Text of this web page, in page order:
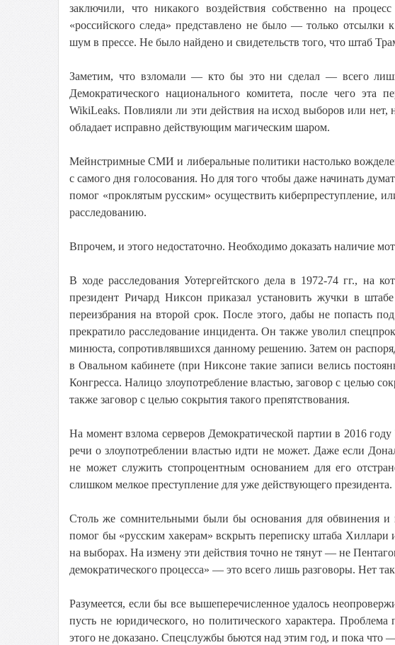
заключили, что никакого воздействия собственно на
«российского следа» представлено не было — только отсылки
шум в прессе. Не было найдено и свидетельств того, что штаб
Заметим, что взломали — кто бы это ни сделал — всего
Демократического национального комитета, после чего эта
WikiLeaks. Повлияли ли эти действия на исход выборов или
обладает исправно действующим магическим шаром.
Мейнстримные СМИ и либеральные политики настолько
с самого дня голосования. Но для того чтобы даже начинать
помог «проклятым русским» осуществить киберпреступление,
расследованию.
Впрочем, и этого недостаточно. Необходимо доказать наличие
В ходе расследования Уотергейтского дела в 1972-74 гг., на
президент Ричард Никсон приказал установить жучки в
переизбрания на второй срок. После этого, дабы не попасть
прекратило расследование инцидента. Он также уволил
минюста, сопротивлявшихся данному решению. Затем он
в Овальном кабинете (при Никсоне такие записи велись
Конгресса. Налицо злоупотребление властью, заговор с целью
также заговор с целью сокрытия такого препятствования.
На момент взлома серверов Демократической партии в 2016
речи о злоупотреблении властью идти не может. Даже если
не может служить стопроцентным основанием для его
слишком мелкое преступление для уже действующего президента.
Столь же сомнительными были бы основания для обвинения
помог бы «русским хакерам» вскрыть переписку штаба Хиллари
на выборах. На измену эти действия точно не тянут — не
демократического процесса» — это всего лишь разговоры. Нет
Разумеется, если бы все вышеперечисленное удалось
пусть не юридического, но политического характера.
этого не доказано. Спецслужбы бьются над этим год, и пока что